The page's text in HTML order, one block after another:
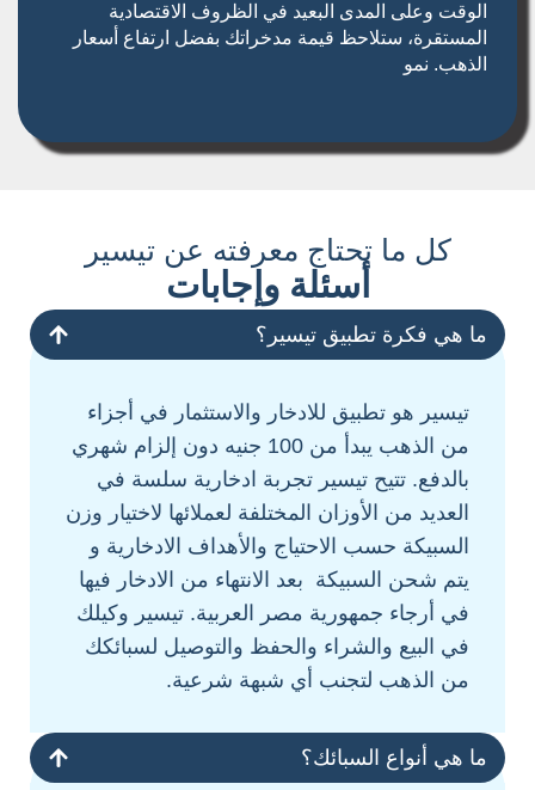
الوقت وعلى المدى البعيد في الظروف الاقتصادية
المستقرة، ستلاحظ قيمة مدخراتك بفضل ارتفاع أسعار
الذهب. نمو
كل ما تحتاج معرفته عن تيسير
أسئلة وإجابات
ما هي فكرة تطبيق تيسير؟
تيسير هو تطبيق للادخار والاستثمار في أجزاء
من الذهب يبدأ من 100 جنيه دون إلزام شهري
بالدفع. تتيح تيسير تجربة ادخارية سلسة في
العديد من الأوزان المختلفة لعملائها لاختيار وزن
السبيكة حسب الاحتياج والأهداف الادخارية و
يتم شحن السبيكة بعد الانتهاء من الادخار فيها
في أرجاء جمهورية مصر العربية. تيسير وكيلك
في البيع والشراء والحفظ والتوصيل لسبائكك
من الذهب لتجنب أي شبهة شرعية.
ما هي أنواع السبائك؟